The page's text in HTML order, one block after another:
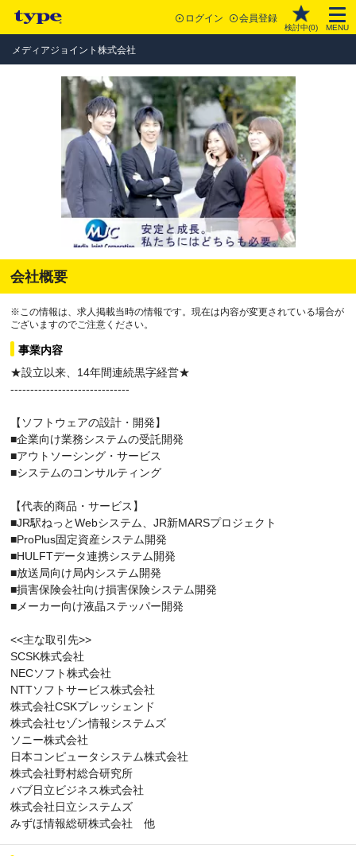
ログイン 会員登録
検討中(0) MENU
メディアジョイント株式会社
会社概要
※この情報は、求人掲載当時の情報です。現在は内容が変更されている場合が
ございますのでご注意ください。
事業内容
★設立以来、14年間連続黒字経営★
------------------------------
【ソフトウェアの設計・開発】
■企業向け業務システムの受託開発
■アウトソーシング・サービス
■システムのコンサルティング
【代表的商品・サービス】
■JR駅ねっとWebシステム、JR新MARSプロジェクト
■ProPlus固定資産システム開発
■HULFTデータ連携システム開発
■放送局向け局内システム開発
■損害保険会社向け損害保険システム開発
■メーカー向け液晶ステッパー開発
<<主な取引先>>
SCSK株式会社
NECソフト株式会社
NTTソフトサービス株式会社
株式会社CSKプレッシェンド
株式会社セゾン情報システムズ
ソニー株式会社
日本コンピュータシステム株式会社
株式会社野村総合研究所
バブ日立ビジネス株式会社
株式会社日立システムズ
みずほ情報総研株式会社 他